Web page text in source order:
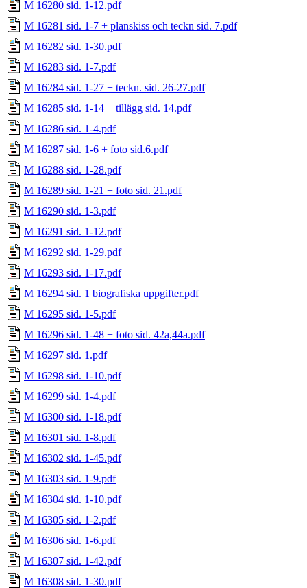
M 16280 sid. 1-12.pdf
M 16281 sid. 1-7 + planskiss och teckn sid. 7.pdf
M 16282 sid. 1-30.pdf
M 16283 sid. 1-7.pdf
M 16284 sid. 1-27 + teckn. sid. 26-27.pdf
M 16285 sid. 1-14 + tillägg sid. 14.pdf
M 16286 sid. 1-4.pdf
M 16287 sid. 1-6 + foto sid.6.pdf
M 16288 sid. 1-28.pdf
M 16289 sid. 1-21 + foto sid. 21.pdf
M 16290 sid. 1-3.pdf
M 16291 sid. 1-12.pdf
M 16292 sid. 1-29.pdf
M 16293 sid. 1-17.pdf
M 16294 sid. 1 biografiska uppgifter.pdf
M 16295 sid. 1-5.pdf
M 16296 sid. 1-48 + foto sid. 42a,44a.pdf
M 16297 sid. 1.pdf
M 16298 sid. 1-10.pdf
M 16299 sid. 1-4.pdf
M 16300 sid. 1-18.pdf
M 16301 sid. 1-8.pdf
M 16302 sid. 1-45.pdf
M 16303 sid. 1-9.pdf
M 16304 sid. 1-10.pdf
M 16305 sid. 1-2.pdf
M 16306 sid. 1-6.pdf
M 16307 sid. 1-42.pdf
M 16308 sid. 1-30.pdf